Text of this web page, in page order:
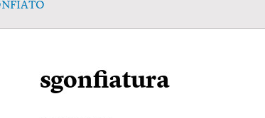
sgonfiatura